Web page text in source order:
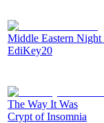
Middle Eastern
EdiKey20
The Way It Was
Crypt of Insomnia